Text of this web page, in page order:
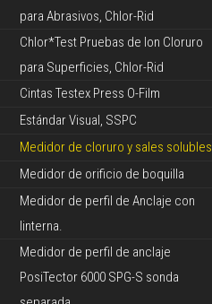
para Abrasivos, Chlor-Rid
Chlor*Test Pruebas de Ion Cloruro
para Superficies, Chlor-Rid
Cintas Testex Press O-Film
Estándar Visual, SSPC
Medidor de cloruro y sales solubles
Medidor de orificio de boquilla
Medidor de perfil de Anclaje con
linterna.
Medidor de perfil de anclaje
PosiTector 6000 SPG-S sonda